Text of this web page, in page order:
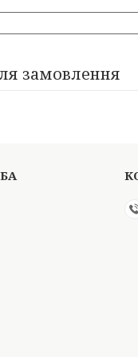
замовлення